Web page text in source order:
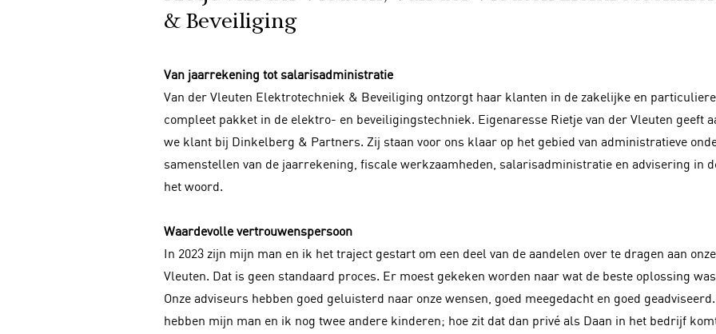
& Beveiliging
Van jaarrekening tot salarisadministratie
Van der Vleuten Elektrotechniek & Beveiliging ontzorgt haar klanten in de zakelijke en
compleet pakket in de elektro- en beveiligingstechniek. Eigenaresse Rietje van der Vleuten geeft
we klant bij Dinkelberg & Partners. Zij staan voor ons klaar op het gebied van administratieve
samenstellen van de jaarrekening, fiscale werkzaamheden, salarisadministratie en advisering in
het woord.
Waardevolle vertrouwenspersoon
In 2023 zijn mijn man en ik het traject gestart om een deel van de aandelen over te dragen aan
Vleuten. Dat is geen standaard proces. Er moest gekeken worden naar wat de beste oplossing
Onze adviseurs hebben goed geluisterd naar onze wensen, goed meegedacht en goed
hebben mijn man en ik nog twee andere kinderen; hoe zit dat dan privé als Daan in het bedrijf